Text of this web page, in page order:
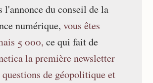
l'annonce du conseil de la
numérique, vous êtes
5 000, ce qui fait de
la première newsletter
questions de géopolitique et